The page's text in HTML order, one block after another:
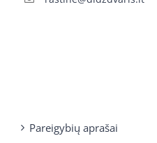
Pareigybių aprašai